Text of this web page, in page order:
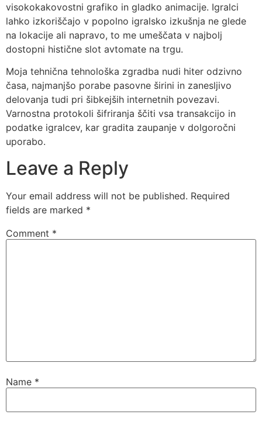
visokokakovostni grafiko in gladko animacije. Igralci
lahko izkoriščajo v popolno igralsko izkušnja ne glede
na lokacije ali napravo, to me umeščata v najbolj
dostopni histične slot avtomate na trgu.
Moja tehnična tehnološka zgradba nudi hiter odzivno
časa, najmanjšo porabe pasovne širini in zanesljivo
delovanja tudi pri šibkejših internetnih povezavi.
Varnostna protokoli šifriranja ščiti vsa transakcijo in
podatke igralcev, kar gradita zaupanje v dolgoročni
uporabo.
Leave a Reply
Your email address will not be published. Required
fields are marked *
Comment *
Name *